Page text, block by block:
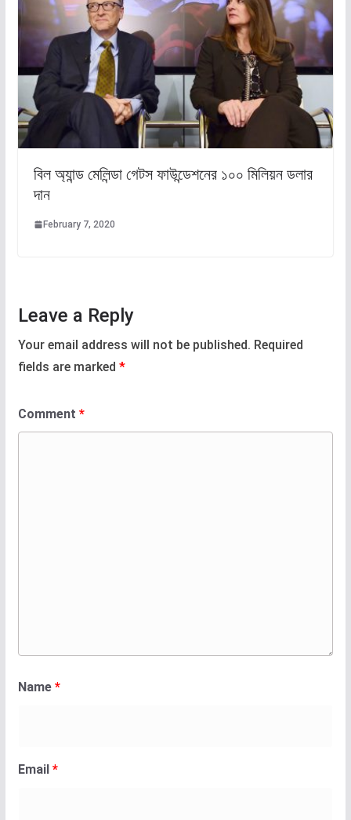
বিল অ্যান্ড মেলিন্ডা গেটস ফাউন্ডেশনের ১০০ মিলিয়ন ডলার
দান
February 7, 2020
Leave a Reply
Your email address will not be published. Required
fields are marked *
Comment *
Name *
Email *